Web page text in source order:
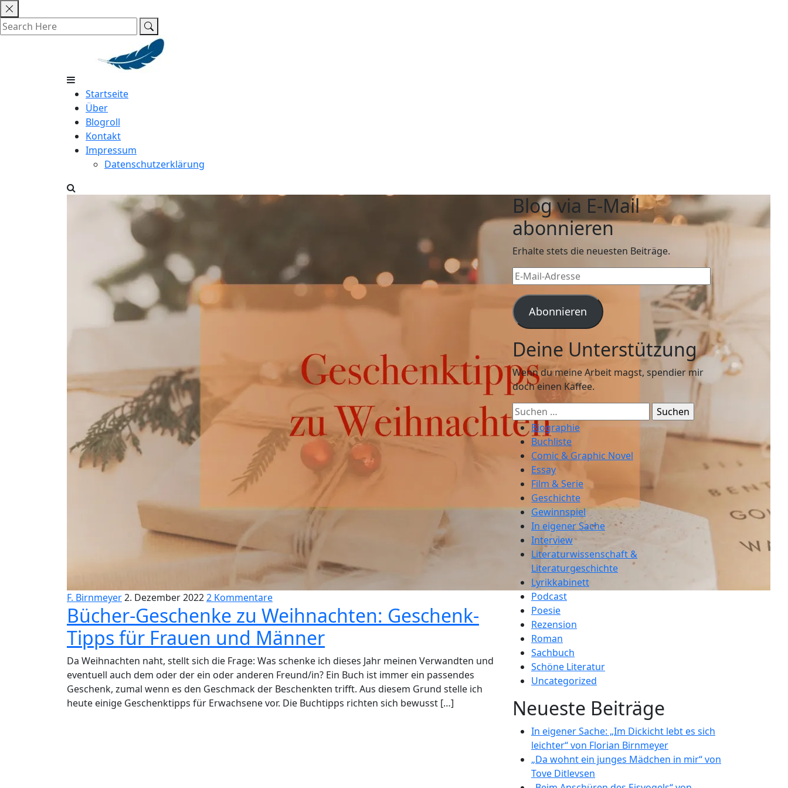
Skip
to
content
Startseite
Über
Blogroll
Kontakt
Impressum
Datenschutzerklärung
F. Birnmeyer2. Dezember 20222 Kommentare
Bücher-Geschenke zu Weihnachten: Geschenk-
Tipps für Frauen und Männer
Da Weihnachten naht, stellt sich die Frage: Was schenke ich dieses Jahr meinen Verwandten und
eventuell auch dem oder der ein oder anderen Freund/in? Ein Buch ist immer ein passendes
Geschenk, zumal wenn es den Geschmack der Beschenkten trifft. Aus diesem Grund stelle ich
heute einige Geschenktipps für Erwachsene vor. Die Buchtipps richten sich bewusst […]
Blog via E-Mail
abonnieren
Erhalte stets die neuesten Beiträge.
E-
Mail-
Adresse
Abonnieren
Deine Unterstützung
Wenn du meine Arbeit magst, spendier mir
doch einen Kaffee.
Suchen
nach:Biographie
Buchliste
Comic & Graphic Novel
Essay
Film & Serie
Geschichte
Gewinnspiel
In eigener Sache
Interview
Literaturwissenschaft &
Literaturgeschichte
Lyrikkabinett
Podcast
Poesie
Rezension
Roman
Sachbuch
Schöne Literatur
Uncategorized
Neueste Beiträge
In eigener Sache: „Im Dickicht lebt es sich
leichter“ von Florian Birnmeyer
„Da wohnt ein junges Mädchen in mir“ von
Tove Ditlevsen